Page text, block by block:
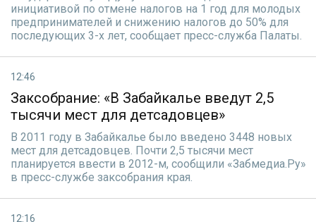
инициативой по отмене налогов на 1 год для молодых
предпринимателей и снижению налогов до 50% для
последующих 3-х лет, сообщает пресс-служба Палаты.
12:46
Заксобрание: «В Забайкалье введут 2,5
тысячи мест для детсадовцев»
В 2011 году в Забайкалье было введено 3448 новых
мест для детсадовцев. Почти 2,5 тысячи мест
планируется ввести в 2012-м, сообщили «Забмедиа.Ру»
в пресс-службе заксобрания края.
12:16